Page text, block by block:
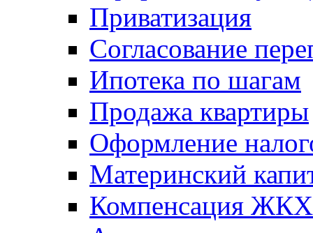
Приватизация
Согласование
Ипотека по шагам
Продажа квартиры
Оформление
Материнский
Компенсация ЖКХ